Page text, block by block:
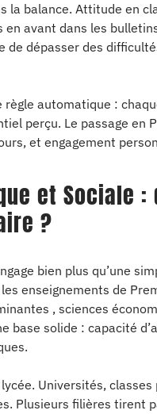
la balance. Attitude en
avant dans les
de dépasser des
règle automatique :
perçu. Le passage en
et engagement
et Sociale
?
bien plus qu’une
enseignements de
, sciences
base solide : capacité
Universités,
Plusieurs filières tirent